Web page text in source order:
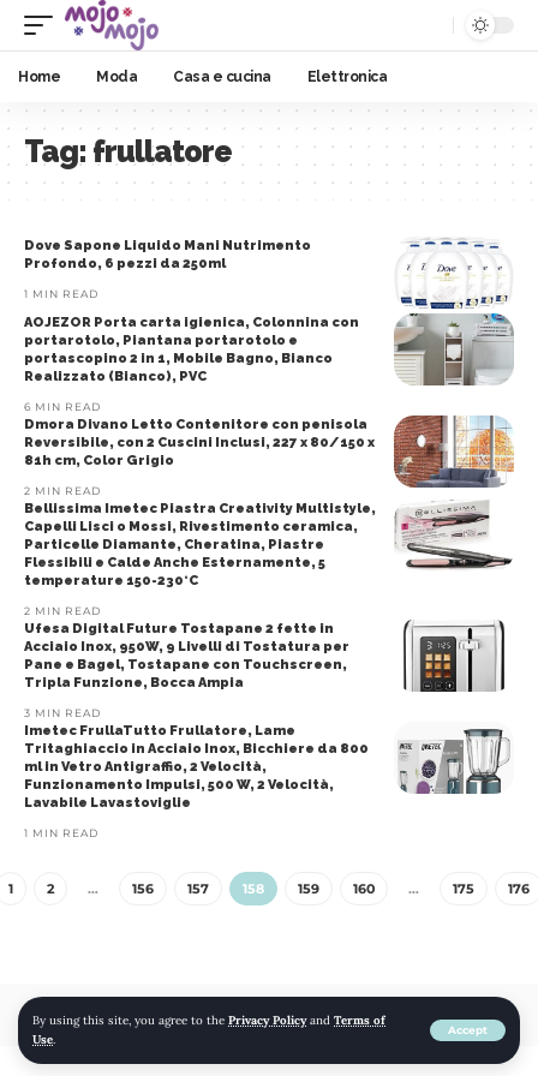
By using this site, you agree to the Privacy Policyand Terms of
Use.
Accept
Home Moda Casa e cucina Elettronica
Tag: frullatore
Dove Sapone Liquido Mani Nutrimento
Profondo, 6 pezzi da 250ml
1 MIN READ
AOJEZOR Porta carta igienica, Colonnina con
portarotolo, Piantana portarotolo e
portascopino 2 in 1, Mobile Bagno, Bianco
Realizzato (Bianco), PVC
6 MIN READ
Dmora Divano Letto Contenitore con penisola
Reversibile, con 2 Cuscini Inclusi, 227 x 80/150 x
81h cm, Color Grigio
2 MIN READ
Bellissima Imetec Piastra Creativity Multistyle,
Capelli Lisci o Mossi, Rivestimento ceramica,
Particelle Diamante, Cheratina, Piastre
Flessibili e Calde Anche Esternamente, 5
temperature 150-230°C
2 MIN READ
Ufesa Digital Future Tostapane 2 fette in
Acciaio Inox, 950W, 9 Livelli di Tostatura per
Pane e Bagel, Tostapane con Touchscreen,
Tripla Funzione, Bocca Ampia
3 MIN READ
Imetec FrullaTutto Frullatore, Lame
Tritaghiaccio in Acciaio Inox, Bicchiere da 800
ml in Vetro Antigraffio, 2 Velocità,
Funzionamento Impulsi, 500 W, 2 Velocità,
Lavabile Lavastoviglie
1 MIN READ
1 2 … 156 157 158 159 160 … 175 176
© 2022 mojomojo